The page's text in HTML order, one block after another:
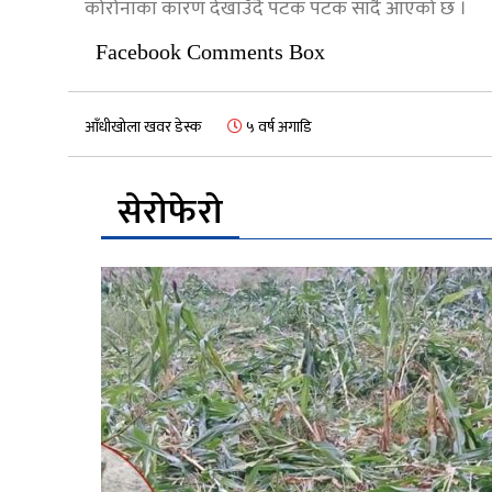
कोरोनाका कारण देखाउँदै पटक पटक सार्दै आएको छ ।
Facebook Comments Box
आँधीखोला खवर डेस्क ५ वर्ष अगाडि
सेरोफेरो